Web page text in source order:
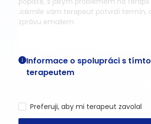
Informace o spolupráci s tímto
terapeutem
Preferuji, aby mi terapeut zavolal